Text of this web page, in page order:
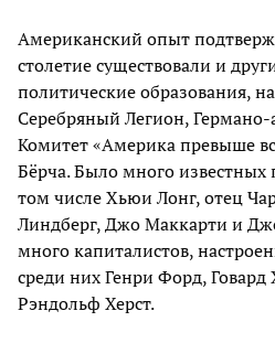
Американский опыт
столетие существовали и
политические образования,
Серебряный Легион,
Комитет «Америка превыше
Бёрча. Было много
том числе Хьюи Лонг, отец
Линдберг, Джо Маккарти и
много капиталистов,
среди них Генри Форд,
Рэндольф Херст.